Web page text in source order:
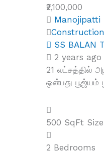
₹2,100,000
Manojipatti
SS BALAN
2 years ago
21 லட்சத்தில்
ஒன்பது பூஜ்யம்
500 SqFt Size
2 Bedrooms